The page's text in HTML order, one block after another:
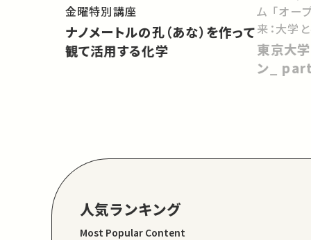
金曜特別講座
ナノメートルの孔（あな）を作って
観て活用する化学
ム 「オー
来：大学
向けて」
東京大
ン_
人気ランキング
Most Popular Content